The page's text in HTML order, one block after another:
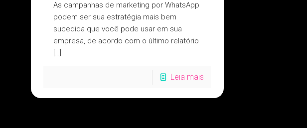
As campanhas de marketing por WhatsApp
podem ser sua estratégia mais bem
sucedida que você pode usar em sua
empresa, de acordo com o último relatório
[…]
Leia mais